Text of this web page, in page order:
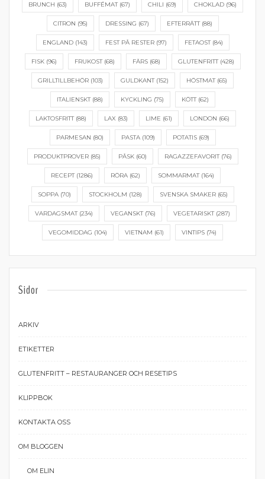
BRUNCH (63) BUFFÉMAT(67) CHILI (69) CHOKLAD (96)
CITRON (95) DRESSING (67) EFTERRÄTT(88)
ENGLAND(143) FEST PÅ RESTER(97) FETAOST(84)
FISK(96) FRUKOST(68) FÄRS(68) GLUTENFRITT(428)
GRILLTILLBEHÖR (103) GULDKANT(152) HÖSTMAT(65)
ITALIENSKT(88) KYCKLING (75) KÖTT(62)
LAKTOSFRITT(88) LAX (83) LIME (61) LONDON (66)
PARMESAN (80) PASTA(109) POTATIS(69)
PRODUKTPROVER(85) PÅSK(60) RAGAZZEFAVORIT(76)
RECEPT(1286) RÖRA (62) SOMMARMAT(164)
SOPPA(70) STOCKHOLM (128) SVENSKA SMAKER(65)
VARDAGSMAT(234) VEGANSKT(76) VEGETARISKT(287)
VEGOMIDDAG (104) VIETNAM (61) VINTIPS (74)
Sidor
ARKIV
ETIKETTER
GLUTENFRITT – RESTAURANGER OCH RESETIPS
KLIPPBOK
KONTAKTA OSS
OM BLOGGEN
OM ELIN